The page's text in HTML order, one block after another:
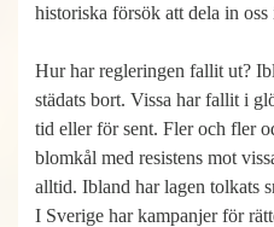
historiska försök att dela in oss
Hur har regleringen fallit ut?
städats bort. Vissa har fallit i
tid eller för sent. Fler och fler
blomkål med resistens mot
alltid. Ibland har lagen tolkats
I Sverige har kampanjer för